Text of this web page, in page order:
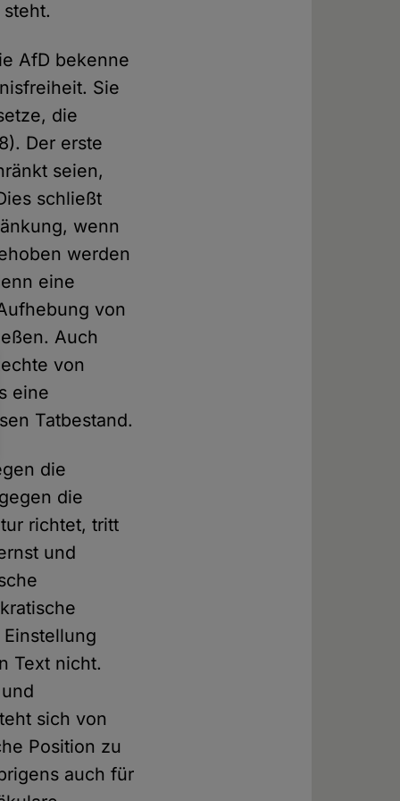
AfD bekenne
Sie
die
Der erste
seien,
schließt
wenn
werden
eine
von
Auch
von
eine
Tatbestand.
die
die
richtet, tritt
und
Text nicht.
sich von
Position zu
auch für